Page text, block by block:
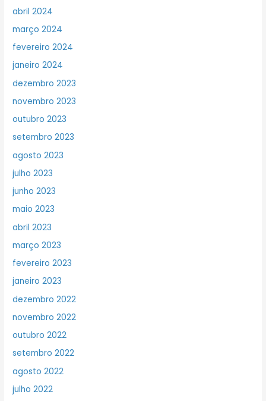
abril 2024
março 2024
fevereiro 2024
janeiro 2024
dezembro 2023
novembro 2023
outubro 2023
setembro 2023
agosto 2023
julho 2023
junho 2023
maio 2023
abril 2023
março 2023
fevereiro 2023
janeiro 2023
dezembro 2022
novembro 2022
outubro 2022
setembro 2022
agosto 2022
julho 2022